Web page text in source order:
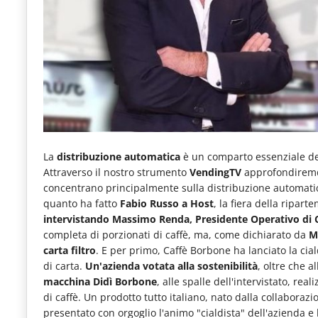
articoli
quotidiani
sul
mondo
dell'alimentazione,
dei
consumi
fuoricasa,
del
Food
Service
e
tutte
La distribuzione automatica è un comparto essenziale
Attraverso il nostro strumento VendingTV
concentrano principalmente sulla distribuzione
quanto ha fatto Fabio Russo a Host, la fiera della
intervistando Massimo Renda, Presidente Operativo di
completa di porzionati di caffè, ma, come dichiarato da
carta filtro. E per primo, Caffè Borbone ha lanciato la
di carta. Un'azienda votata alla sostenibilità, oltre che
macchina Didì Borbone, alle spalle dell'intervistato,
di caffè. Un prodotto tutto italiano, nato dalla
presentato con orgoglio l'animo "cialdista" dell'azienda